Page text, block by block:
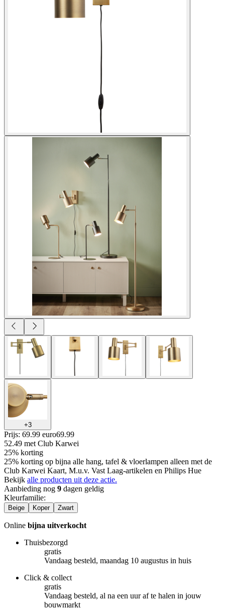
+3
Prijs: 69.99 euro69.99
52.49 met Club Karwei
25% korting
25% korting op bijna alle hang, tafel & vloerlampen alleen met de
Club Karwei Kaart, M.u.v. Vast Laag-artikelen en Philips Hue
Bekijk alle producten uit deze actie.
Aanbieding nog 9 dagen geldig
Kleurfamilie:
Beige Koper Zwart
Online bijna uitverkocht
Thuisbezorgd
gratis
Vandaag besteld, maandag 10 augustus in huis
Click & collect
gratis
Vandaag besteld, al na een uur af te halen in jouw
bouwmarkt